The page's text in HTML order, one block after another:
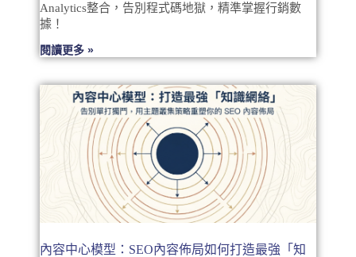
Analytics整合，告別程式碼地獄，精準掌握行銷數
據！
閱讀更多 »
內容中心模型：SEO內容佈局如何打造最強「知